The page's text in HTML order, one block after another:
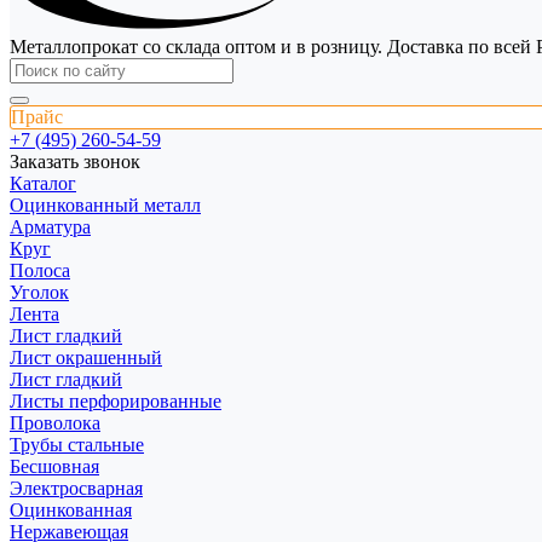
Металлопрокат со склада оптом и в розницу. Доставка по всей
Прайс
+7 (495) 260-54-59
Заказать звонок
Каталог
Оцинкованный металл
Арматура
Круг
Полоса
Уголок
Лента
Лист гладкий
Лист окрашенный
Лист гладкий
Листы перфорированные
Проволока
Трубы стальные
Бесшовная
Электросварная
Оцинкованная
Нержавеющая